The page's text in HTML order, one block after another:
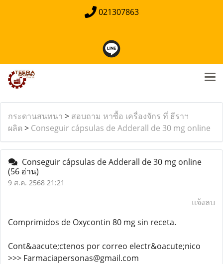
021307863
กระดานสนทนา > สอบถาม หาซื้อ เครื่องจักร ที่ ธีราฯ
ผลิต > Conseguir cápsulas de Adderall de 30 mg online
Conseguir cápsulas de Adderall de 30 mg online
(56 อ่าน)
9 ส.ค. 2568 21:21
แจ้งลบ
Comprimidos de Oxycontin 80 mg sin receta.
Cont&aacute;ctenos por correo electr&oacute;nico
>>> Farmaciapersonas@gmail.com